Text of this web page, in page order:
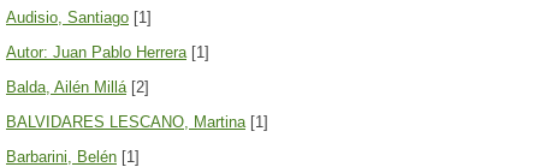
Audisio, Santiago [1]
Autor: Juan Pablo Herrera[1]
Balda, Ailén Millá[2]
BALVIDARES LESCANO, Martina[1]
Barbarini, Belén [1]